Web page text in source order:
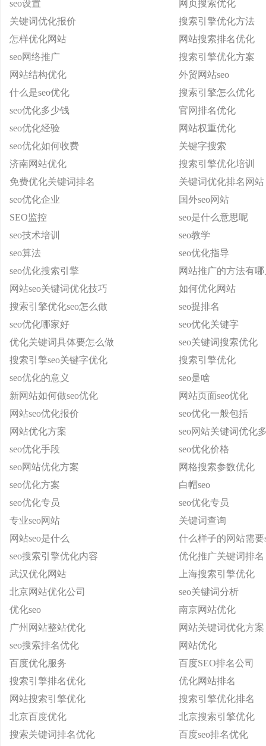
seo设置
网页搜索优化
关键词优化报价
搜索引擎优化方法
怎样优化网站
网站搜索排名优化
seo网络推广
搜索引擎优化方案
网站结构优化
外贸网站seo
什么是seo优化
搜索引擎怎么优化
seo优化多少钱
官网排名优化
seo优化经验
网站权重优化
seo优化如何收费
关键字搜索
济南网站优化
搜索引擎优化培训
免费优化关键词排名
关键词优化排名网站
seo优化企业
国外seo网站
SEO监控
seo是什么意思呢
seo技术培训
seo教学
seo算法
seo优化指导
seo优化搜索引擎
网站推广的方法有
网站seo关键词优化技巧
如何优化网站
搜索引擎优化seo怎么做
seo提排名
seo优化哪家好
seo优化关键字
优化关键词具体要怎么做
seo关键词搜索优化
搜索引擎seo关键字优化
搜索引擎优化
seo优化的意义
seo是啥
新网站如何做seo优化
网站页面seo优化
网站seo优化报价
seo优化一般包括
网站优化方案
seo网站关键词优化
seo优化手段
seo优化价格
seo网站优化方案
网格搜索参数优化
seo优化方案
白帽seo
seo优化专员
seo优化专员
专业seo网站
关键词查询
网站seo是什么
什么样子的网站需要
seo搜索引擎优化内容
优化推广关键词排名
武汉优化网站
上海搜索引擎优化
北京网站优化公司
seo关键词分析
优化seo
南京网站优化
广州网站整站优化
网站关键词优化方案
seo搜索排名优化
网站优化
百度优化服务
百度SEO排名公司
搜索引擎排名优化
优化网站排名
网站搜索引擎优化
搜索引擎优化排名
北京百度优化
北京搜索引擎优化
搜索关键词排名优化
百度seo排名优化